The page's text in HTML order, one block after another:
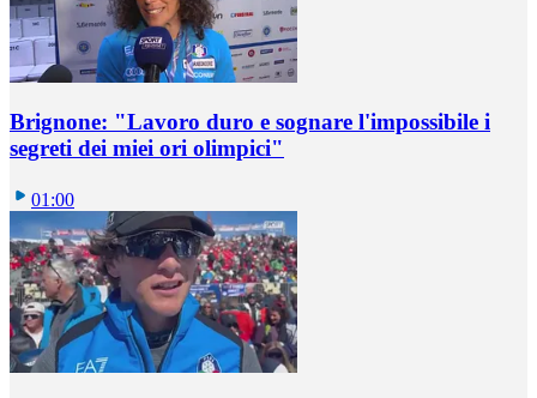
Brignone: "Lavoro duro e sognare l'impossibile i
segreti dei miei ori olimpici"
01:00